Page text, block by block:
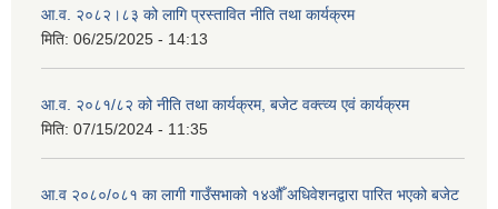
आ.व. २०८२।८३ को लागि प्रस्तावित नीति तथा कार्यक्रम
मिति: 06/25/2025 - 14:13
आ.व. २०८१/८२ को नीति तथा कार्यक्रम, बजेट वक्त्व्य एवं कार्यक्रम
मिति: 07/15/2024 - 11:35
आ.व २०८०/०८१ का लागी गाउँसभाको १४औँ अधिवेशनद्वारा पारित भएको बजेट